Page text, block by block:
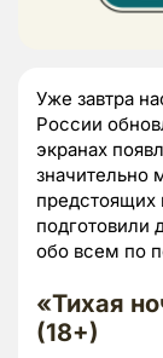
Уже завтра
России
экранах
значительно
подготовили
обо всем по
«Тихая
(18+)